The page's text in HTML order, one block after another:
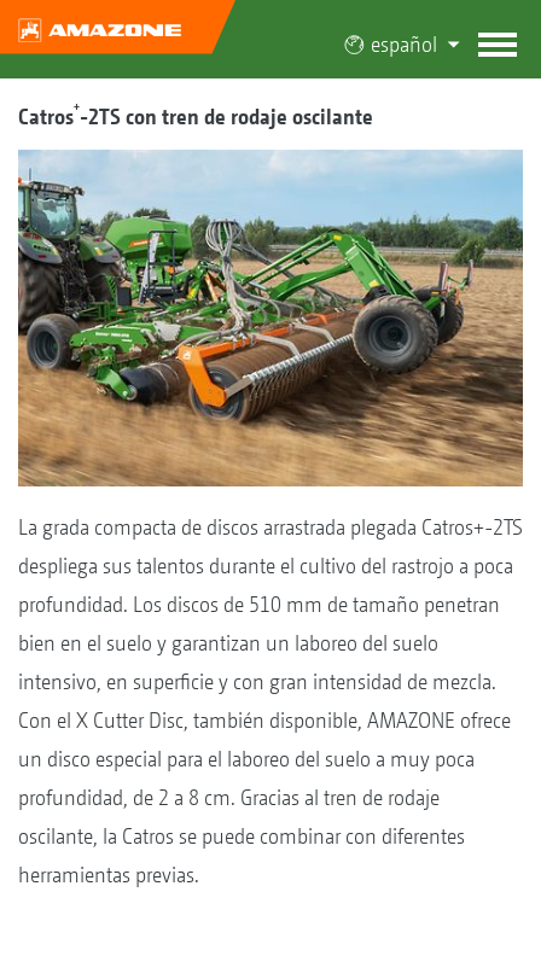
español
Catros+-2TS con tren de rodaje oscilante
La grada compacta de discos arrastrada plegada Catros+-2TS
despliega sus talentos durante el cultivo del rastrojo a poca
profundidad. Los discos de 510 mm de tamaño penetran
bien en el suelo y garantizan un laboreo del suelo
intensivo, en superficie y con gran intensidad de mezcla.
Con el X Cutter Disc, también disponible, AMAZONE ofrece
un disco especial para el laboreo del suelo a muy poca
profundidad, de 2 a 8 cm. Gracias al tren de rodaje
oscilante, la Catros se puede combinar con diferentes
herramientas previas.